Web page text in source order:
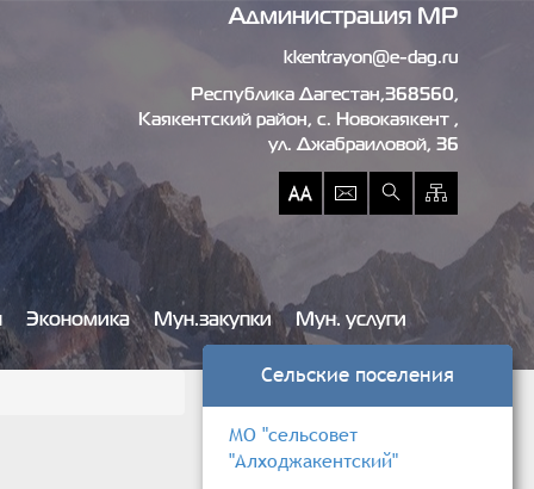
Администрация МР
kkentrayon@e-dag.ru
Республика Дагестан,368560,
Каякентский район, c. Новокаякент ,
ул. Джабраиловой, 36
Экономика Мун.закупки
Мун. услуги
Сельские поселения
МО "сельсовет
"Алходжакентский"